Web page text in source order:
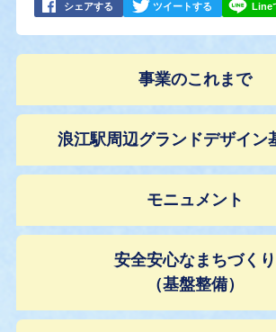
シェアする ツイートする Line
事業のこれまで
浪江駅周辺グランドデザイン
モニュメント
安全安心なまちづくり
（基盤整備）